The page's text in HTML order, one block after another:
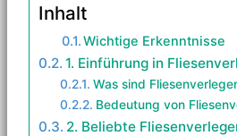
Inhalt
Wichtige Erkenntnisse
1. Einführung in
Was sind
Bedeutung von
2. Beliebte